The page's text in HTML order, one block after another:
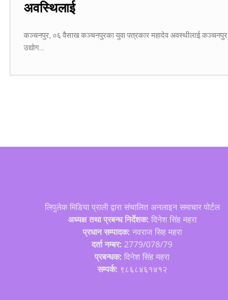
अवस्थिलाई
कञ्चनपुर, ०६ वैसाख कञ्चनपुरका युवा पत्रकार महादेव अवस्थीलाई कञ्चनपुर
उद्योग...
लिपुलेक मिडिया प्राली द्वारा संचालित अनलाइन समाचार पोर्टल
अध्यक्ष तथा प्रबन्ध निर्देशक: दिनेश सिंह महरा
प्रधान सम्पादक: नवराज सिह महरा
दर्ता नम्बर: 2779/078/79
प्रबन्धक: दिनेश सिंह महरा
सम्पर्क: ९८६८४६१४१२